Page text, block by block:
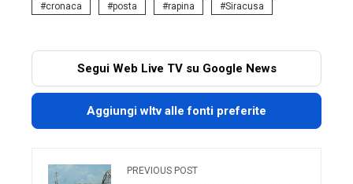
cronaca posta rapina Siracusa
Segui Web Live TV su Google News
Aggiungi wltv alle fonti preferite
PREVIOUS POST